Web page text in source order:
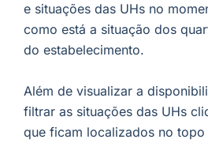
e situações das UHs no
como está a situação dos
do estabelecimento.
Além de visualizar a
filtrar as situações das UHs
que ficam localizados no topo